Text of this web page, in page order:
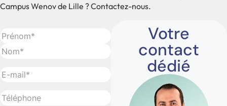
Campus Wenov de Lille ? Contactez-nous.
Nom(Nécessaire)
E-
Téléphone
Votre
contact
dédié